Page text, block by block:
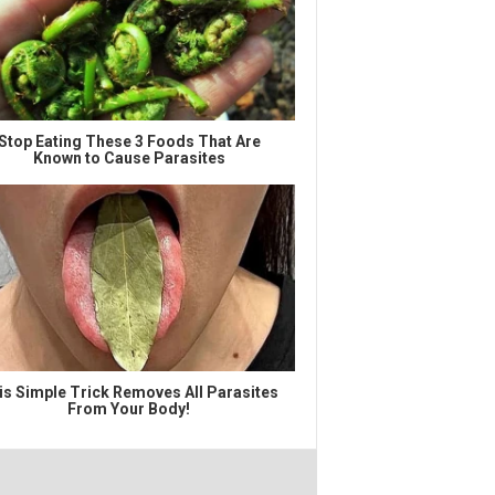
Eating These 3 Foods That Are
Known to Cause Parasites
Simple Trick Removes All Parasites
From Your Body!